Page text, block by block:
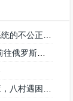
不公正待遇
发展如何？
村遇困难